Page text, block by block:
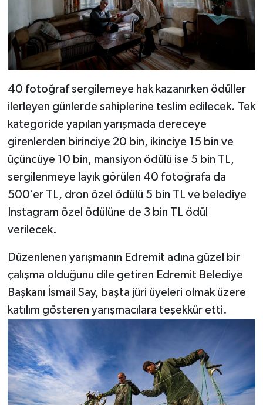
40 fotoğraf sergilemeye hak kazanırken ödüller
ilerleyen günlerde sahiplerine teslim edilecek. Tek
kategoride yapılan yarışmada dereceye
girenlerden birinciye 20 bin, ikinciye 15 bin ve
üçüncüye 10 bin, mansiyon ödülü ise 5 bin TL,
sergilenmeye layık görülen 40 fotoğrafa da
500’er TL, dron özel ödülü 5 bin TL ve belediye
Instagram özel ödülüne de 3 bin TL ödül
verilecek.
Düzenlenen yarışmanın Edremit adına güzel bir
çalışma olduğunu dile getiren Edremit Belediye
Başkanı İsmail Say, başta jüri üyeleri olmak üzere
katılım gösteren yarışmacılara teşekkür etti.